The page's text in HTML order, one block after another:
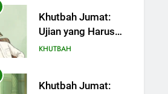
Khutbah Jumat:
Ujian yang Harus
Kita Syukuri
KHUTBAH
Khutbah Jumat: